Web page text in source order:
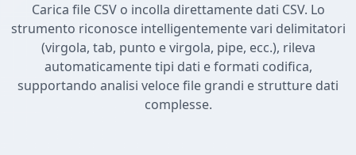
Carica file CSV o incolla direttamente dati CSV. Lo
strumento riconosce intelligentemente vari delimitatori
(virgola, tab, punto e virgola, pipe, ecc.), rileva
automaticamente tipi dati e formati codifica,
supportando analisi veloce file grandi e strutture dati
complesse.